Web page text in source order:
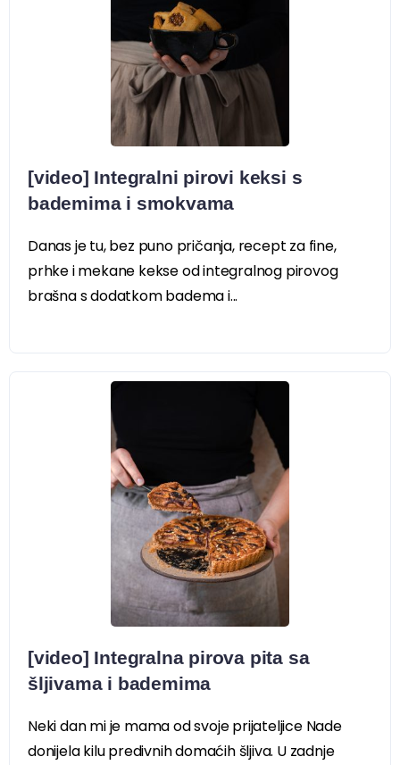
[video] Integralni pirovi keksi s
bademima i smokvama
Danas je tu, bez puno pričanja, recept za fine,
prhke i mekane kekse od integralnog pirovog
brašna s dodatkom badema i...
[video] Integralna pirova pita sa
šljivama i bademima
Neki dan mi je mama od svoje prijateljice Nade
donijela kilu predivnih domaćih šljiva. U zadnje